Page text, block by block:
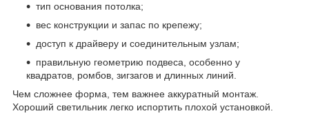
тип основания потолка;
вес конструкции и запас по крепежу;
доступ к драйверу и соединительным узлам;
правильную геометрию подвеса, особенно у
квадратов, ромбов, зигзагов и длинных линий.
Чем сложнее форма, тем важнее аккуратный монтаж.
Хороший светильник легко испортить плохой установкой.